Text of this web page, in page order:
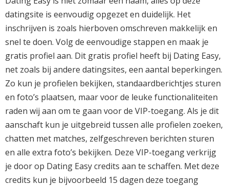
datingsite is eenvoudig opgezet en duidelijk. Het
inschrijven is zoals hierboven omschreven makkelijk en
snel te doen. Volg de eenvoudige stappen en maak je
gratis profiel aan. Dit gratis profiel heeft bij Dating Easy,
net zoals bij andere datingsites, een aantal beperkingen.
Zo kun je profielen bekijken, standaardberichtjes sturen
en foto’s plaatsen, maar voor de leuke functionaliteiten
raden wij aan om te gaan voor de VIP-toegang. Als je dit
aanschaft kun je uitgebreid tussen alle profielen zoeken,
chatten met matches, zelfgeschreven berichten sturen
en alle extra foto’s bekijken. Deze VIP-toegang verkrijg
je door op Dating Easy credits aan te schaffen. Met deze
credits kun je bijvoorbeeld 15 dagen deze toegang